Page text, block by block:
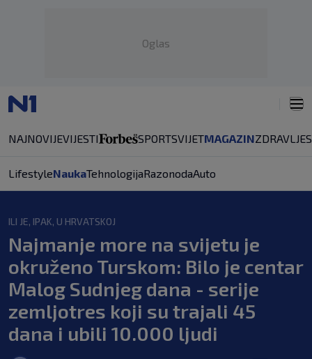
Oglas
NAJNOVIJEVIJESTI SPORTSVIJETMAGAZINZDRAVLJE
LifestyleNaukaTehnologijaRazonodaAuto
ILI JE, IPAK, U HRVATSKOJ
Najmanje more na svijetu je
okruženo Turskom: Bilo je centar
Malog Sudnjeg dana - serije
zemljotres koji su trajali 45
dana i ubili 10.000 ljudi